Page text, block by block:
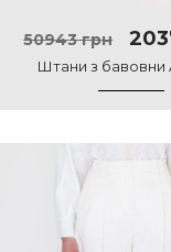
50943 грн
Штани з бавовни